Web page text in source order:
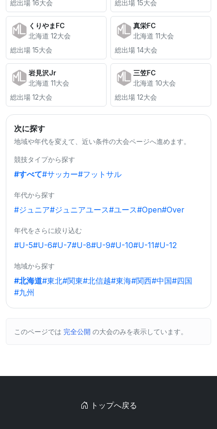
総出場 16大会 総出場 15大会
くりやまFC
北海道 12大会
総出場 15大会
真栄FC
北海道 11大会
総出場 14大会
岩見沢Jr
北海道 11大会
総出場 12大会
三笠FC
北海道 10大会
総出場 12大会
次に探す
地域や年代を変えて、近い条件の大会ページへ進めます。
競技タイプから探す
#すべて#サッカー#フットサル
年代から探す
#ジュニア#ジュニアユース#ユース#Open#Over
年代をさらに絞り込む
#U-5#U-6#U-7#U-8#U-9#U-10#U-11#U-12
地域から探す
#北海道#東北#関東#北信越#東海#関西#中国#四国
#九州
このページでは 完全公開 の大会のみを表示しています。
トップへ戻る